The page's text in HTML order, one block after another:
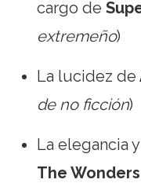
cargo de
extremeño)
La lucidez de
de no ficción)
La elegancia
The Wonders